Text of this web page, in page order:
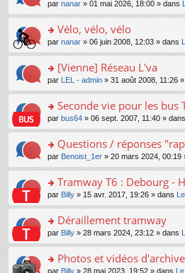
c
e
nt
pl
u
s
ré
c
e
nt
n
le
pl
u
s
ré
c
e
nt
g
e
n
n
le
pl
u
s
ré
c
e
nt
e
s
a
g
e
n
n
le
pl
u
s
ré
c
e
nt
er
le
m
e
s
a
g
e
n
n
le
pl
u
s
ré
c
e
nt
o
n
s
ult
er
le
m
e
s
a
g
e
n
n
le
pl
u
s
ré
c
e
nt
par nanar » 01 mai 2026, 18:00 » dans
o
n
s
ult
er
le
m
e
s
a
g
e
n
n
le
pl
u
s
ré
Vélo, vélo, vélo
par nanar » 06 juin 2008, 12:03 » dans
o
n
s
ult
er
le
m
e
s
a
g
e
n
n
le
pl
[Vienne] Réseau L'va
par LEL - admin » 31 août 2008, 11:26
o
n
s
ult
er
le
m
e
s
a
g
e
n
Seconde vie pour les bus
par bus64 » 06 sept. 2007, 11:40 » dans
o
n
s
ult
er
le
m
e
s
a
Questions / réponses
par Benoist_1er » 20 mars 2024, 00:19
o
n
s
ult
er
le
m
e
Tramway T6 : Debourg -
par Billy » 15 avr. 2017, 19:26 » dans
o
n
s
ult
Déraillement tramway
par Billy » 28 mars 2024, 23:12 » dans
o
Photos et vidéos
par Billy » 28 mai 2023, 19:52 » dans